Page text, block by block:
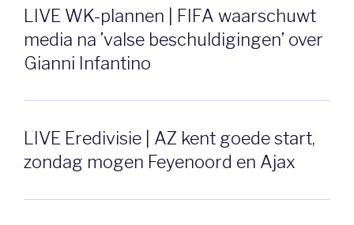
LIVE WK-plannen | FIFA waarschuwt
media na ’valse beschuldigingen’ over
Gianni Infantino
LIVE Eredivisie | AZ kent goede start,
zondag mogen Feyenoord en Ajax